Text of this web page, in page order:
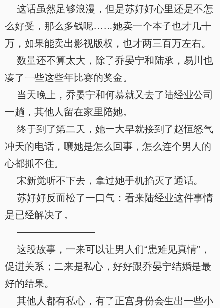
这话虽然足够浪漫，但是苏好好心里还是不怎
么好受，那么多钱呢……她卖一个本子也才几十
万，如果能卖出影视版权，也才两三百万左右。
数量还不算太大，除了乔晏宁和陆承，易川也
凑了一些这些年比赛的奖金。
当天晚上，乔晏宁和何慕就又去了陆经业公司
一趟，其他人留在家里陪她。
终于到了第二天，她一大早就接到了赵恒怒气
冲天的电话，嚷她是怎么回事，怎么连个男人的
心都抓不住。
宋新觉听不下去，拿过她手机掐灭了通话。
苏好好反而松了一口气：看来陆经业这件事情
是已经解决了。
————————
这段故事，一来可以让男人们“患难见真情”，
促进关系；二来是私心，好好跟乔晏宁结婚是最
好的结果。
其他人都有私心，有了正宫身份会生出一些小